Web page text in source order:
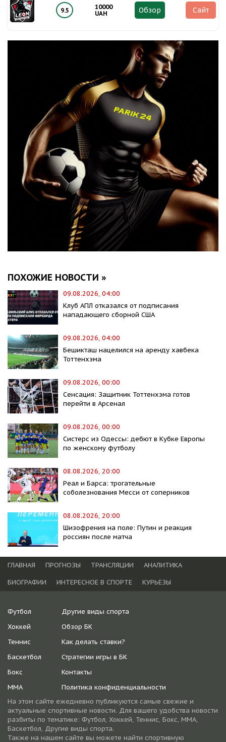
9.5
10000
UAH
Обзор Сайт
ПОХОЖИЕ НОВОСТИ »
09.08.2026, 04:00
Клуб АПЛ отказался от подписания
нападающего сборной США
09.08.2026, 04:00
Бешикташ нацелился на аренду хавбека
Тоттенхэма
09.08.2026, 00:00
Сенсация: Защитник Тоттенхэма готов
перейти в Арсенал
09.08.2026, 00:00
Систерс из Одессы: дебют в Кубке Европы
по женскому футболу
08.08.2026, 20:00
Реал и Барса: трогательные
соболезнования Месси от соперников
08.08.2026, 20:00
Шизофрения на поле: Путин и реакция
россиян после матча
ГЛАВНАЯ ПРОГНОЗЫ ТРАНСЛЯЦИИ
АНАЛИТИКА
БИОГРАФИИ
ИНТЕРЕСНОЕ В СПОРТЕ КУРЬЕЗЫ
Футбол
Хоккей
Теннис
Баскетбол
Бокс
ММА
Другие виды спорта
Обзор БК
Как делать ставки?
Стратегии игры в БК
Контакты
Политика конфиденциальности
На этом сайте ежедневно публикуются самые свежие и
актуальные спортивные новости. Для вашего удобства новости
разбиты по тематике: Футбол, Хоккей, Теннис, Бокс, ММА,
Баскетбол, Другие виды спорта.
Также на нашем сайте вы можете найти спортивную